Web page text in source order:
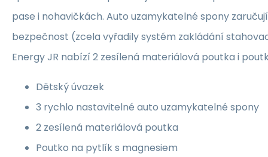
pase i nohavičkách. Auto uzamykatelné spony
bezpečnost (zcela vyřadily systém zakládání
Energy JR nabízí 2 zesílená materiálová poutka i
Dětský úvazek
3 rychlo nastavitelné auto uzamykatelné spony
2 zesílená materiálová poutka
Poutko na pytlík s magnesiem